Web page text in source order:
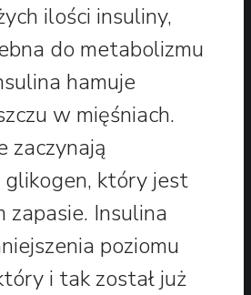
ilości insuliny,
do metabolizmu
hamuje
w mięśniach.
zaczynają
który jest
zapasie. Insulina
poziomu
i tak został już